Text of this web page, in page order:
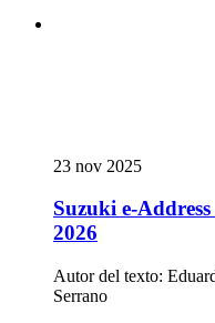
23 nov 2025
Suzuki e-
2026
Autor del texto:
Serrano